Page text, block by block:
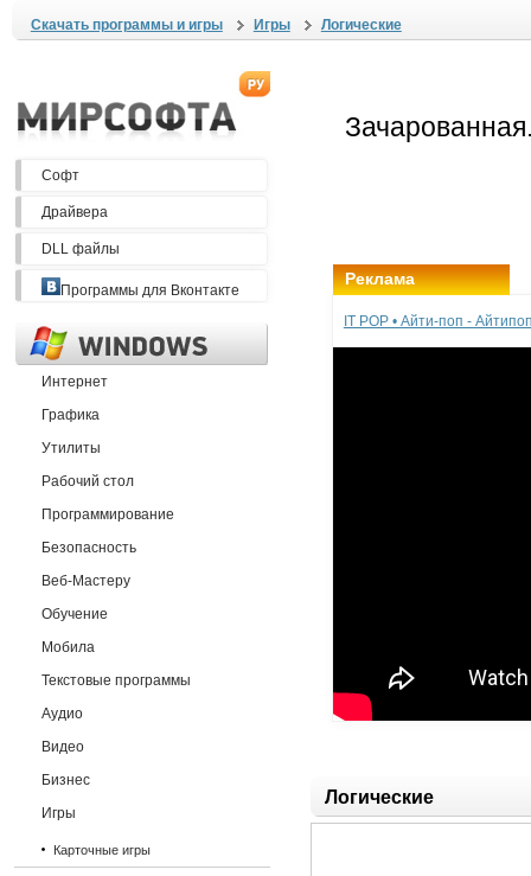
Скачать программы и игры Игры Логические
Софт
Драйвера
DLL файлы
Программы для Вконтакте
Интернет
Графика
Утилиты
Рабочий стол
Программирование
Безопасность
Веб-Мастеру
Обучение
Мобила
Текстовые программы
Аудио
Видео
Бизнес
Игры
Карточные игры
Реклама
IT POP • Айти-поп -
Логические